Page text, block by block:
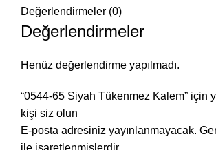
Değerlendirmeler (0)
Değerlendirmeler
Henüz değerlendirme yapılmadı.
“0544-65 Siyah Tükenmez Kalem” için
kişi siz olun
E-posta adresiniz yayınlanmayacak.